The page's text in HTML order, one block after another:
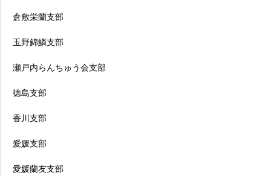
倉敷栄蘭支部
玉野錦鱗支部
瀬戸内らんちゅう会支部
徳島支部
香川支部
愛媛支部
愛媛蘭友支部